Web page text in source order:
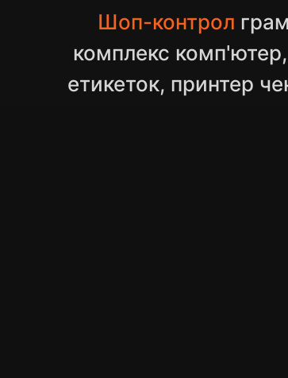
Шоп-контрол
комплекс
етикеток, принтер